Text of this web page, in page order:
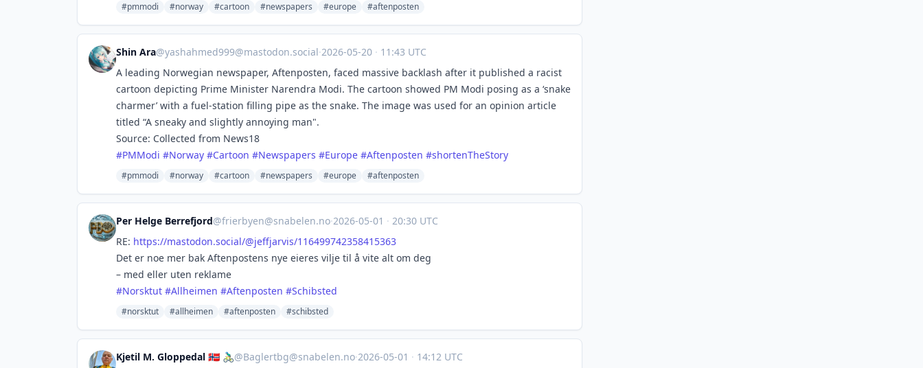
#pmmodi #norway #cartoon #newspapers #europe #aftenposten
Shin Ara@yashahmed999@mastodon.social·2026-05-20 · 11:43 UTC
A leading Norwegian newspaper, Aftenposten, faced massive backlash after it published a racist
cartoon depicting Prime Minister Narendra Modi. The cartoon showed PM Modi posing as a ‘snake
charmer’ with a fuel-station filling pipe as the snake. The image was used for an opinion article
titled “A sneaky and slightly annoying man".
Source: Collected from News18
#PMModi #Norway #Cartoon #Newspapers #Europe #Aftenposten #shortenTheStory
#pmmodi #norway #cartoon #newspapers #europe #aftenposten
Per Helge Berrefjord@frierbyen@snabelen.no·2026-05-01 · 20:30 UTC
RE: https://mastodon.social/@jeffjarvis/116499742358415363
Det er noe mer bak Aftenpostens nye eieres vilje til å vite alt om deg
– med eller uten reklame
#Norsktut #Allheimen #Aftenposten #Schibsted
#norsktut #allheimen #aftenposten #schibsted
Kjetil M. Gloppedal 🇸🇯 🚴🏻‍♂️@Baglertbg@snabelen.no·2026-05-01 · 14:12 UTC